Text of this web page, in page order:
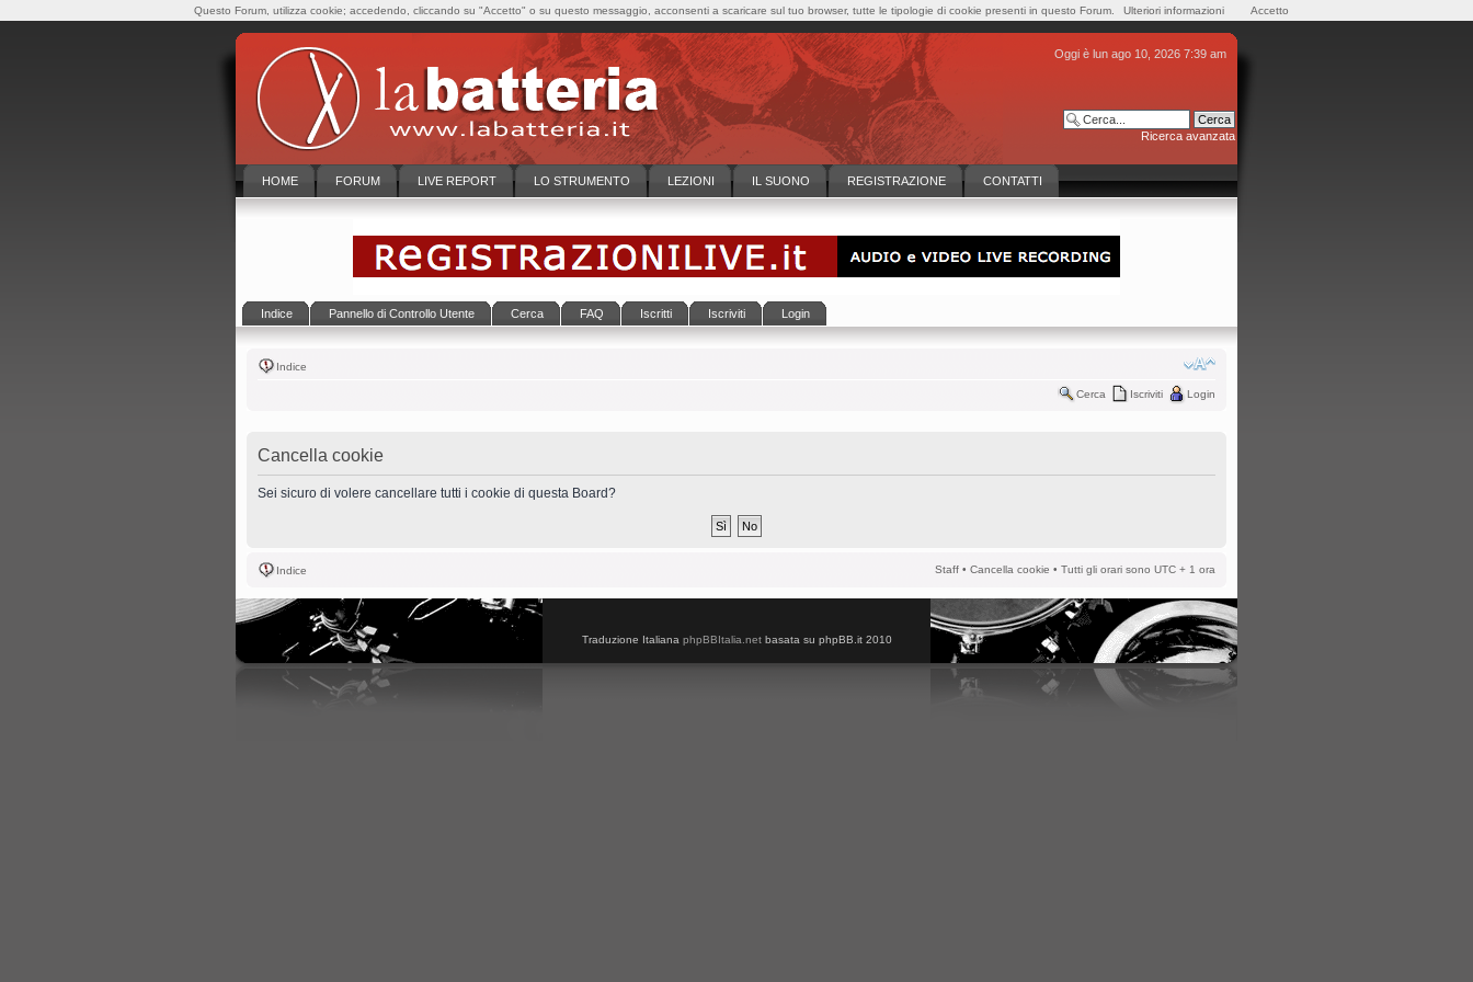
Oggi è lun ago 10, 2026 7:39 am
Ricerca avanzata
HOME FORUM LIVE REPORT LO STRUMENTO LEZIONI IL SUONO REGISTRAZIONE CONTATTI
Indice Pannello di Controllo Utente Cerca FAQ Iscritti Iscriviti Login
Indice
Cerca Iscriviti Login
Cancella cookie
Sei sicuro di volere cancellare tutti i cookie di questa Board?
Indice Staff • Cancella cookie • Tutti gli orari sono UTC + 1 ora
Traduzione Italiana phpBBItalia.netbasata su phpBB.it 2010
Questo Forum, utilizza cookie; accedendo, cliccando su "Accetto" o su questo messaggio, acconsenti a scaricare sul tuo browser, tutte le tipologie di cookie presenti in questo Forum. Ulteriori informazioni Accetto